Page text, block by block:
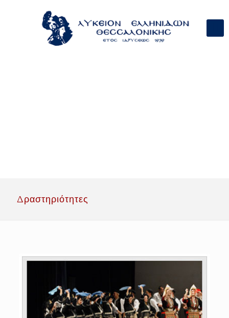
Δραστηριότητες